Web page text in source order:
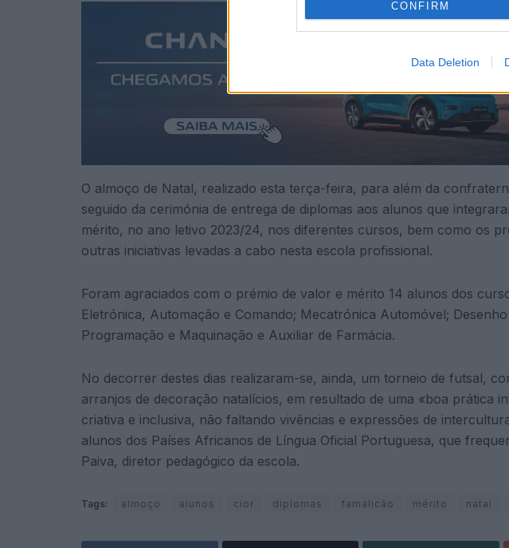
CONFIRM
Data Deletion
O almoço de Natal, realizado esta terça-feira, para além da
seguido da cerimónia de entrega de diplomas aos alunos que
mérito, no ano letivo 2023/24, nos diferentes cursos, bem como os
outras iniciativas levadas a cabo nesta escola profissional.
Foram agraciados com o prémio de valor e mérito 14 alunos dos
Eletrónica, Automação e Comando; Mecatrónica Automóvel;
Programação e Maquinação e Auxiliar de Farmácia.
No decorrer destes dias realizaram-se, ainda, um torneio de futsal,
arranjos de decoração natalícios, em resultado de uma «boa prática
criativa e inclusiva, não faltando vivências e expressões de
alunos dos Países Africanos de Língua Oficial Portuguesa, que
Paiva, diretor pedagógico da escola.
Tags: almoço alunos cior diplomas famalicão mérito natal